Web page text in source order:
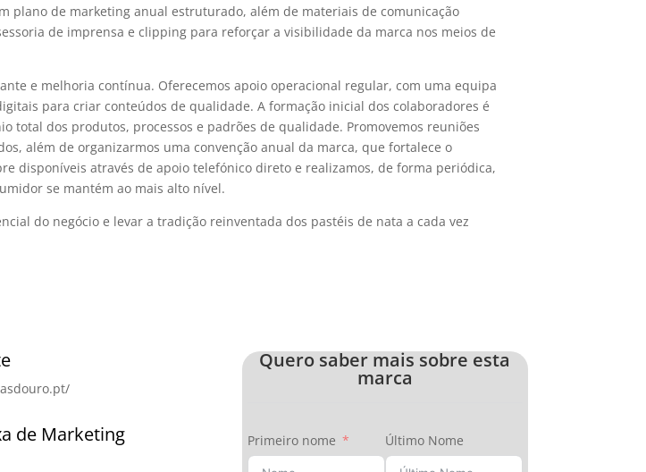
plano de marketing anual estruturado, além de materiais de comunicação
de imprensa e clipping para reforçar a visibilidade da marca nos meios de
e melhoria contínua. Oferecemos apoio operacional regular, com uma equipa
para criar conteúdos de qualidade. A formação inicial dos colaboradores é
total dos produtos, processos e padrões de qualidade. Promovemos reuniões
além de organizarmos uma convenção anual da marca, que fortalece o
disponíveis através de apoio telefónico direto e realizamos, de forma periódica,
se mantém ao mais alto nível.
do negócio e levar a tradição reinventada dos pastéis de nata a cada vez
de Marketing
Quero saber mais sobre esta
marca
Primeiro nome Último Nome